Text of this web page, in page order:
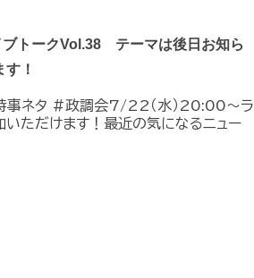
ブトークVol.38 テーマは後日お知ら
！
ネタ #政調会7/22（水）20:00～ラ
いただけます！最近の気になるニュー